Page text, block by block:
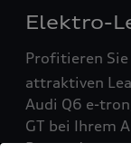
Elektro-
Profitieren
attraktiven
Audi Q6 e-
GT bei Ihrem
Partner!